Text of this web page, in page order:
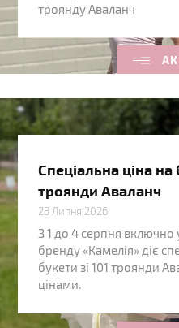
троянду Аваланч
Спеціальна ціна на
троянди Аваланч
23 Липня 2026
З 1 до 4 серпня включно
бренду «Камелія» діє
букети зі 101 троянди
цінами.